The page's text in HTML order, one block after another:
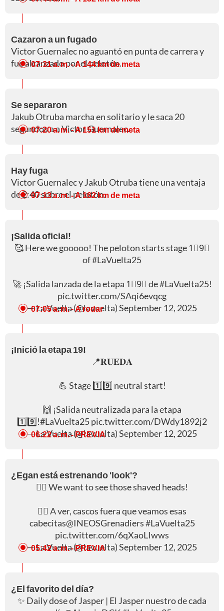
Cazaron a un fugado
Victor Guernalec no aguantó en punta de carrera y
fue alcanzado por el pelotón.
07:31 a. m.- A 144 km de meta
Se separaron
Jakub Otruba marcha en solitario y le saca 20
segundos a a Victor Guernalec.
07:20 a. m.- A 151 km de meta
Hay fuga
Victor Guernalec y Jakub Otruba tiene una ventaja
de 2:40 sobre el pelotón.
07:13 a. m.- A 162 km de meta
¡Salida oficial!
🥰 Here we gooooo! The peloton starts stage 1⃣9⃣
of#LaVuelta25
🚀 ¡Salida lanzada de la etapa 1⃣9⃣ de#LaVuelta25!
pic.twitter.com/SAqi6evqcg
— La Vuelta (@lavuelta)September 12, 2025
07:05 a. m.- A rodar
¡Inició la etapa 19!
📍𝐑𝐔𝐄𝐃𝐀
💪 Stage 1️⃣9️⃣ neutral start!
🙌 ¡Salida neutralizada para la etapa
1️⃣9️⃣!#LaVuelta25pic.twitter.com/DWdy1892j2
— La Vuelta (@lavuelta)September 12, 2025
06:22 a. m.- PREVIA
¿Egan está estrenando 'look'?
💇‍♂️ We want to see those shaved heads!
💇‍♂️ A ver, cascos fuera que veamos esas
cabecitas@INEOSGrenadiers#LaVuelta25
pic.twitter.com/6qXaoLIwws
— La Vuelta (@lavuelta)September 12, 2025
05:42 a. m.- PREVIA
¿El favorito del día?
✨ Daily dose of Jasper | El Jasper nuestro de cada